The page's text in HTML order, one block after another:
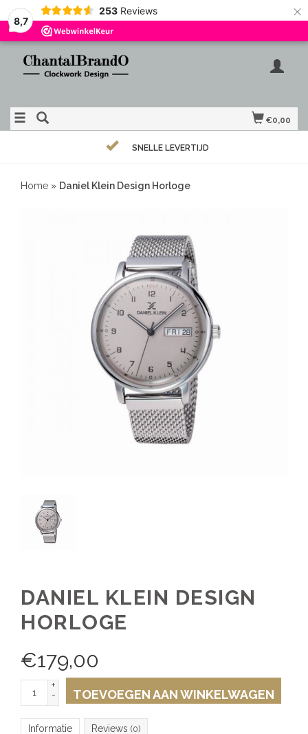
8,7
253 Reviews ×
€0,00
SNELLE LEVERTIJD
Home » Daniel Klein Design Horloge
DANIEL KLEIN DESIGN
HORLOGE
€179,00
+
-
TOEVOEGEN AAN WINKELWAGEN
Informatie Reviews (0)